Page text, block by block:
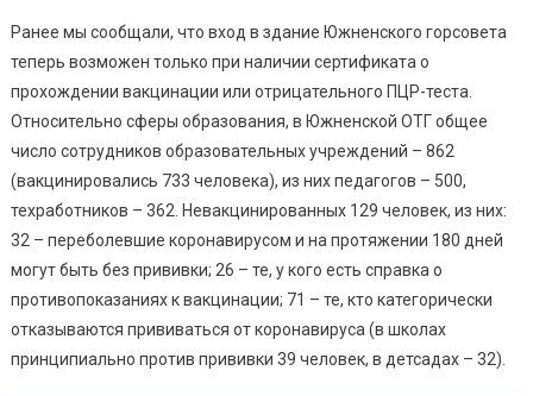
Ранее мы сообщали, что вход в здание Южненского горсовета
теперь возможен только при наличии сертификата о
прохождении вакцинации или отрицательного ПЦР-теста.
Относительно сферы образования, в Южненской ОТГ общее
число сотрудников образовательных учреждений – 862
(вакцинировались 733 человека), из них педагогов – 500,
техработников – 362. Невакцинированных 129 человек, из них:
32 – переболевшие коронавирусом и на протяжении 180 дней
могут быть без прививки; 26 – те, у кого есть справка о
противопоказаниях к вакцинации; 71 – те, кто категорически
отказываются прививаться от коронавируса (в школах
принципиально против прививки 39 человек, в детсадах – 32).